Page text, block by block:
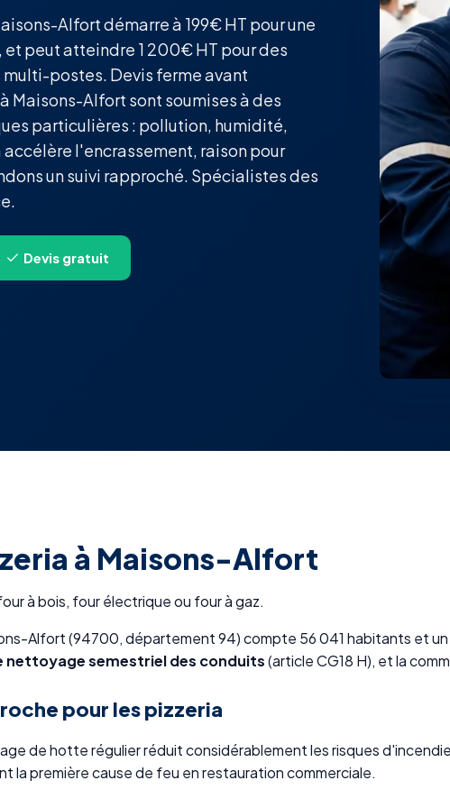
Alfort démarre à 199€ HT pour une
peut atteindre 1 200€ HT pour des
postes. Devis ferme avant
Maisons-Alfort sont soumises à des
particulières : pollution, humidité,
l'encrassement, raison pour
un suivi rapproché. Spécialistes des
Devis gratuit
à Maisons-Alfort
à bois, four électrique ou four à gaz.
Alfort (94700, département 94) compte 56 041 habitants et
nettoyage semestriel des conduits(article CG18 H), et la
pour les pizzeria
de hotte régulier réduit considérablement les risques
la première cause de feu en restauration commerciale.